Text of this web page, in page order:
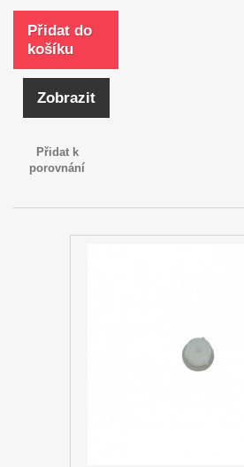
Přidat do
košíku
Zobrazit
Přidat k
porovnání